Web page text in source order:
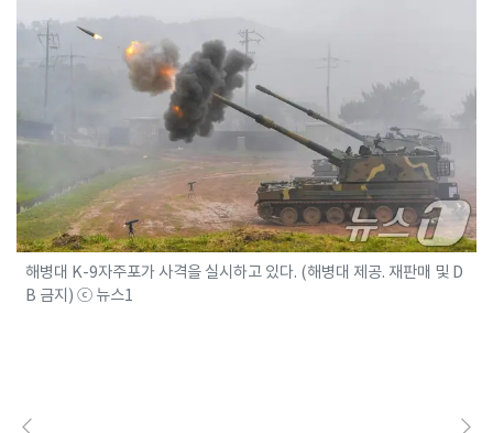
해병대 K-9자주포가 사격을 실시하고 있다. (해병대 제공. 재판매 및 D
B 금지) ⓒ 뉴스1